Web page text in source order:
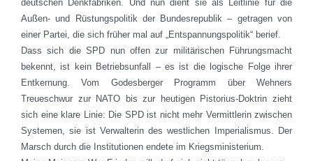
deutschen Denkfabriken. Und nun dient sie als Leitlinie für die
Außen- und Rüstungspolitik der Bundesrepublik – getragen von
einer Partei, die sich früher mal auf „Entspannungspolitik“ berief.
Dass sich die SPD nun offen zur militärischen Führungsmacht
bekennt, ist kein Betriebsunfall – es ist die logische Folge ihrer
Entkernung. Vom Godesberger Programm über Wehners
Treueschwur zur NATO bis zur heutigen Pistorius-Doktrin zieht
sich eine klare Linie: Die SPD ist nicht mehr Vermittlerin zwischen
Systemen, sie ist Verwalterin des westlichen Imperialismus. Der
Marsch durch die Institutionen endete im Kriegsministerium.